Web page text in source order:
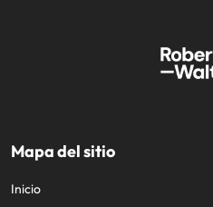
Mapa del sitio
Inicio